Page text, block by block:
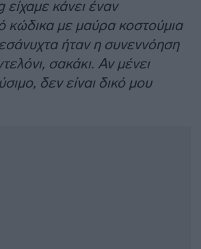
είχαμε κάνει έναν
κώδικα με μαύρα κοστούμια
ήταν η συνεννόηση
σακάκι. Αν μένει
δεν είναι δικό μου